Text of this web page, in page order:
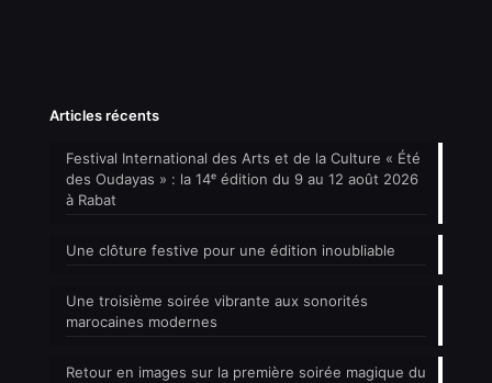
Articles récents
Festival International des Arts et de la Culture « Été
des Oudayas » : la 14ᵉ édition du 9 au 12 août 2026
à Rabat
Une clôture festive pour une édition inoubliable
Une troisième soirée vibrante aux sonorités
marocaines modernes
Retour en images sur la première soirée magique du